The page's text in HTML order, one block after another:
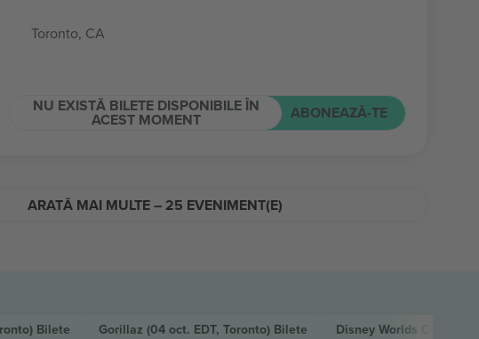
Toronto, CA
NU EXISTĂ BILETE DISPONIBILE ÎN
ACEST MOMENT ABONEAZĂ-TE
ARATĂ MAI MULTE – 25 EVENIMENT(E)
Bilete Gorillaz (04 oct. EDT, Toronto) Bilete Disney Worlds Collide